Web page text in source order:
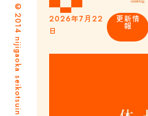
©2014 nijigaoka seikotsuin
2026年7月22
日
更新情
報